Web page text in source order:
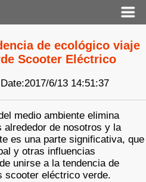
de ecológico viaje
Scooter Eléctrico
6/13 14:51:37
medio ambiente elimina
alrededor de nosotros y la
es una parte significativa, que
y otras influencias
unirse a la tendencia de
scooter eléctrico verde.